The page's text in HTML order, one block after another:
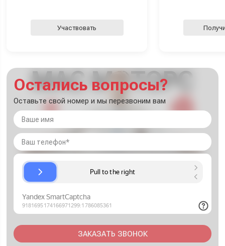
Участвовать
Остались вопросы?
Оставьте свой номер и мы перезвоним вам
ЗАКАЗАТЬ ЗВОНОК